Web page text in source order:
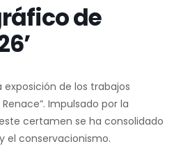
de
de los trabajos
Impulsado por la
certamen se ha consolidado
el conservacionismo.